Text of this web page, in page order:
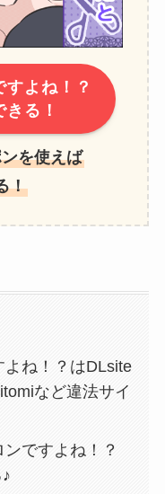
すよね！？
る！
を使えば
！
よね！？はDLsite
など違法サイ
ですよね！？